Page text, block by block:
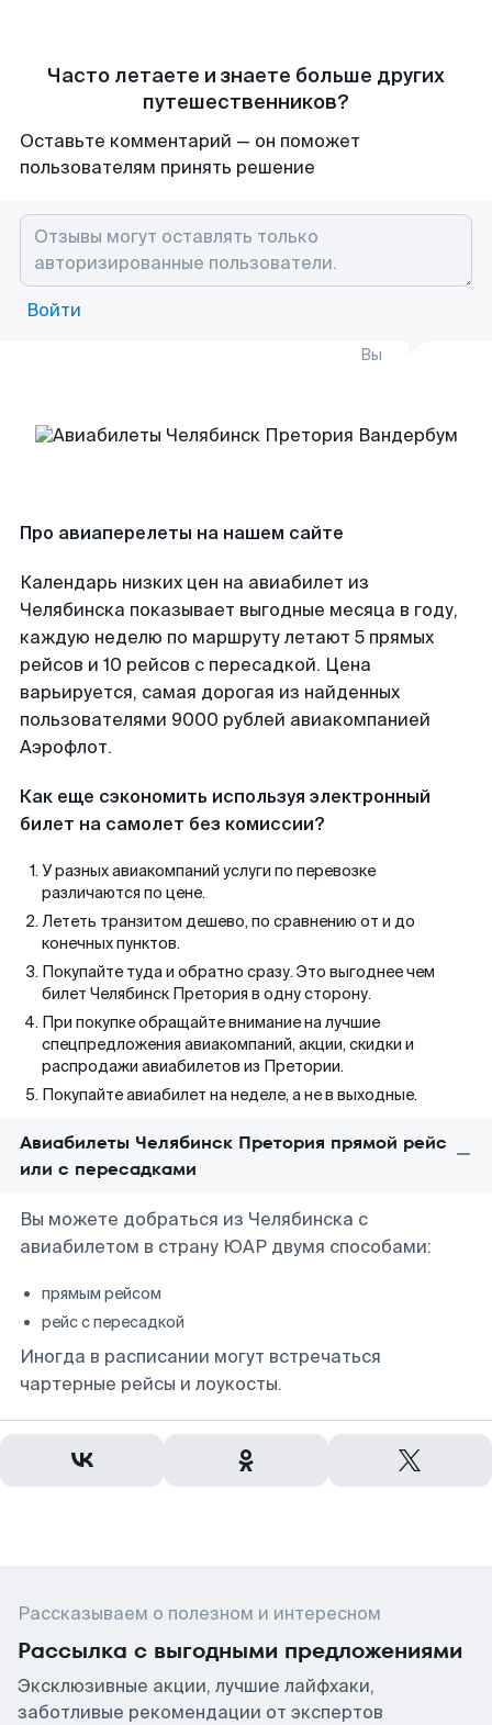
Часто летаете и знаете больше других
путешественников?
Оставьте комментарий — он поможет
пользователям принять решение
Войти
Вы
Про авиаперелеты на нашем сайте
Календарь низких цен на авиабилет из
Челябинска показывает выгодные месяца в году,
каждую неделю по маршруту летают 5 прямых
рейсов и 10 рейсов с пересадкой. Цена
варьируется, самая дорогая из найденных
пользователями 9000 рублей авиакомпанией
Аэрофлот.
Как еще сэкономить используя электронный
билет на самолет без комиссии?
У разных авиакомпаний услуги по перевозке
различаются по цене.
Лететь транзитом дешево, по сравнению от и до
конечных пунктов.
Покупайте туда и обратно сразу. Это выгоднее чем
билет Челябинск Претория в одну сторону.
При покупке обращайте внимание на лучшие
спецпредложения авиакомпаний, акции, скидки и
распродажи авиабилетов из Претории.
Покупайте авиабилет на неделе, а не в выходные.
Авиабилеты Челябинск Претория прямой рейс
или с пересадками
Вы можете добраться из Челябинска с
авиабилетом в страну ЮАР двумя способами:
прямым рейсом
рейс с пересадкой
Иногда в расписании могут встречаться
чартерные рейсы и лоукосты.
Рассказываем о полезном и интересном
Рассылка с выгодными предложениями
Эксклюзивные акции, лучшие лайфхаки,
заботливые рекомендации от экспертов